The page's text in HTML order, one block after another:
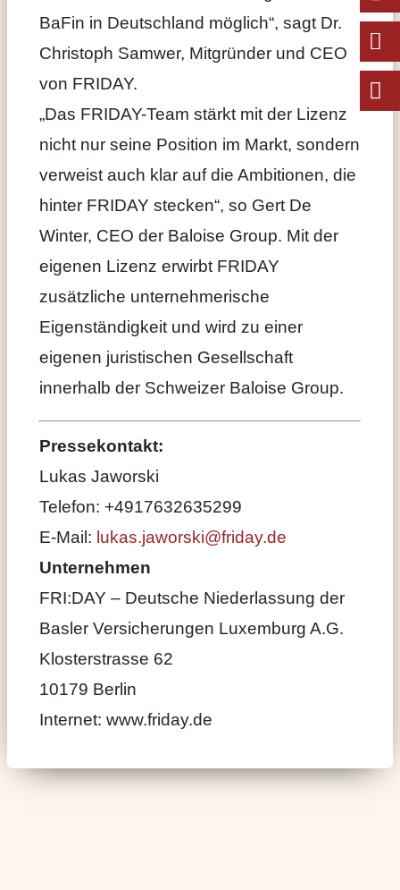
BaFin in Deutschland möglich“, sagt Dr.
Christoph Samwer, Mitgründer und CEO
von FRIDAY.
„Das FRIDAY-Team stärkt mit der Lizenz
nicht nur seine Position im Markt, sondern
verweist auch klar auf die Ambitionen, die
hinter FRIDAY stecken“, so Gert De
Winter, CEO der Baloise Group. Mit der
eigenen Lizenz erwirbt FRIDAY
zusätzliche unternehmerische
Eigenständigkeit und wird zu einer
eigenen juristischen Gesellschaft
innerhalb der Schweizer Baloise Group.
Pressekontakt:
Lukas Jaworski
Telefon: +4917632635299
E-Mail: lukas.jaworski@friday.de
Unternehmen
FRI:DAY – Deutsche Niederlassung der
Basler Versicherungen Luxemburg A.G.
Klosterstrasse 62
10179 Berlin
Internet: www.friday.de